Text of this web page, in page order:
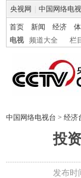
央视网 中国网络电
首页 新闻 经济
电视
频道大全 栏
中国网络电视台 > 经济
投
发布时